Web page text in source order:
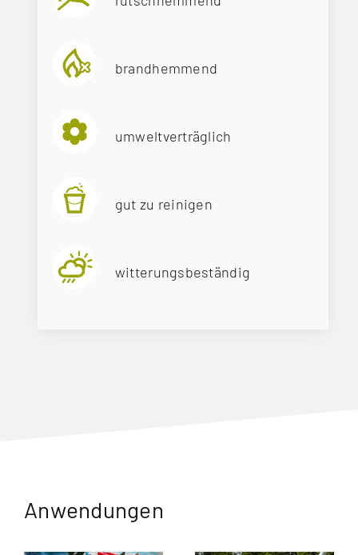
brandhemmend
umweltverträglich
gut zu reinigen
witterungsbeständig
Anwendungen